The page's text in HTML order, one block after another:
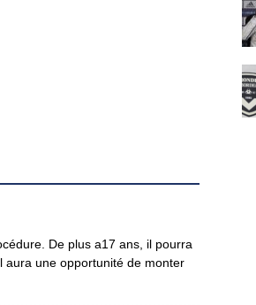
De plus a17 ans, il pourra
aura une opportunité de monter